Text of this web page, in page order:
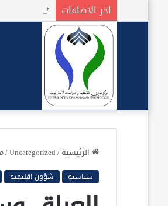
اخر الاضافات
الرئيسية/
Uncategorized
/
سياسية شؤون اقليمية